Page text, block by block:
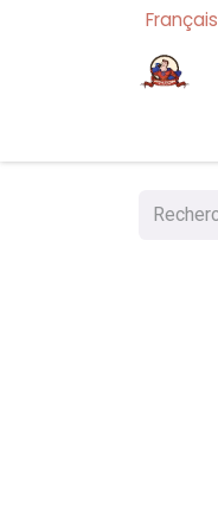
Français